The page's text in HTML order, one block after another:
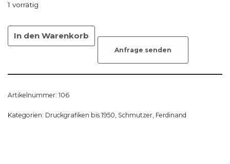
1 vorrätig
In den Warenkorb
Anfrage senden
Artikelnummer: 106
Kategorien: Druckgrafiken bis 1950, Schmutzer, Ferdinand